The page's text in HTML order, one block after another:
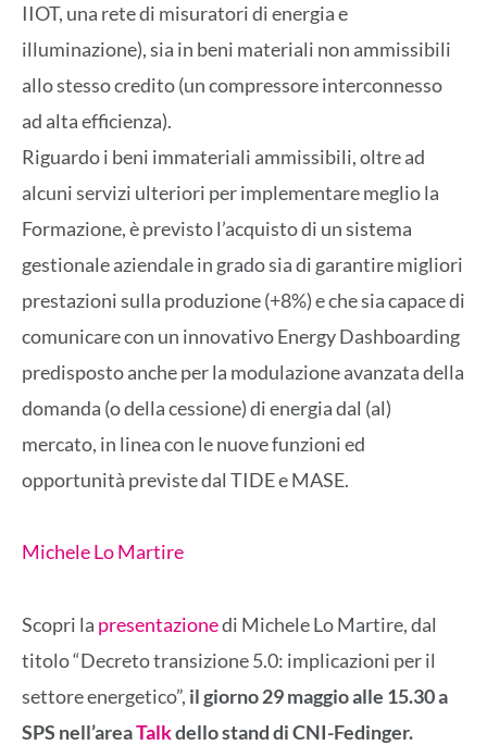
IIOT, una rete di misuratori di energia e
illuminazione), sia in beni materiali non ammissibili
allo stesso credito (un compressore interconnesso
ad alta efficienza).
Riguardo i beni immateriali ammissibili, oltre ad
alcuni servizi ulteriori per implementare meglio la
Formazione, è previsto l’acquisto di un sistema
gestionale aziendale in grado sia di garantire migliori
prestazioni sulla produzione (+8%) e che sia capace di
comunicare con un innovativo Energy Dashboarding
predisposto anche per la modulazione avanzata della
domanda (o della cessione) di energia dal (al)
mercato, in linea con le nuove funzioni ed
opportunità previste dal TIDE e MASE.
Michele Lo Martire
Scopri la presentazionedi Michele Lo Martire, dal
titolo “Decreto transizione 5.0: implicazioni per il
settore energetico”, il giorno 29 maggio alle 15.30 a
SPS nell’areaTalkdello stand di CNI-Fedinger.